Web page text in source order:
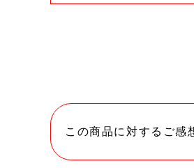
この商品に対するご感